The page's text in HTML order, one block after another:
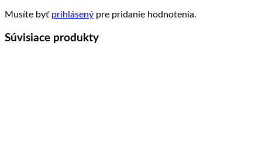
Musíte byť prihlásený pre pridanie hodnotenia.
Súvisiace produkty